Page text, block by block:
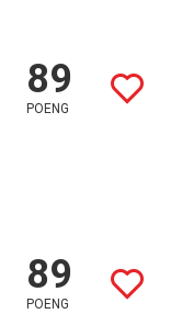
89
POENG
89
POENG